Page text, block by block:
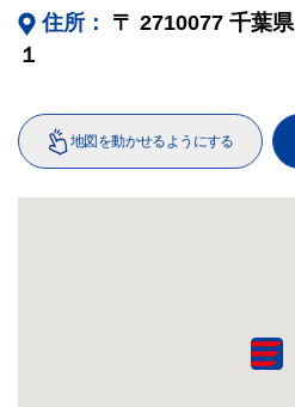
住所： 〒 2710077 千葉県
１
地図を動かせるようにする